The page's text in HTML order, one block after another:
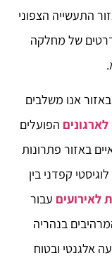
התעשייה הצפוני
של מחלקה
אנו משלבים
הפועלים
באזור פתרונות
קפדני בין
לאירועים עבור
בנהריה
אלגנטי ובטוח